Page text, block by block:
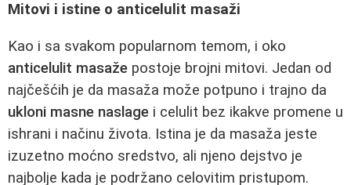
Mitovi i istine o anticelulit masaži
Kao i sa svakom popularnom temom, i oko
anticelulit masaže postoje brojni mitovi. Jedan od
najčešćih je da masaža može potpuno i trajno da
ukloni masne naslage i celulit bez ikakve promene u
ishrani i načinu života. Istina je da masaža jeste
izuzetno moćno sredstvo, ali njeno dejstvo je
najbolje kada je podržano celovitim pristupom.